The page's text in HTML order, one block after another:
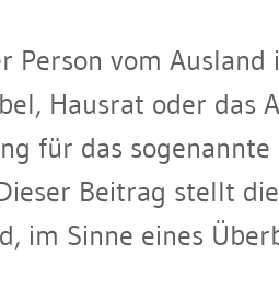
Person vom
Hausrat oder das
für das
Beitrag stellt
im Sinne eines